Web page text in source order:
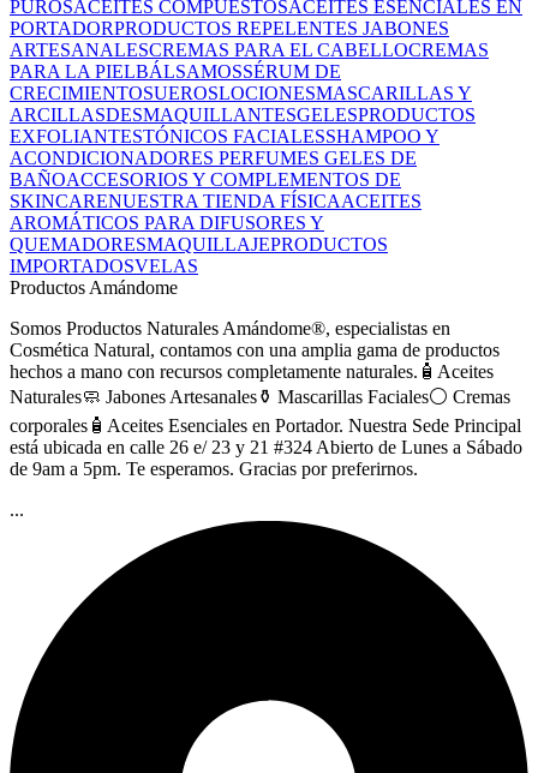
PUROSACEITES COMPUESTOSACEITES ESENCIALES EN
PORTADORPRODUCTOS REPELENTES JABONES
ARTESANALESCREMAS PARA EL CABELLOCREMAS
PARA LA PIELBÁLSAMOSSÉRUM DE
CRECIMIENTOSUEROSLOCIONESMASCARILLAS Y
ARCILLASDESMAQUILLANTESGELESPRODUCTOS
EXFOLIANTESTÓNICOS FACIALESSHAMPOO Y
ACONDICIONADORES PERFUMES GELES DE
BAÑOACCESORIOS Y COMPLEMENTOS DE
SKINCARENUESTRA TIENDA FÍSICAACEITES
AROMÁTICOS PARA DIFUSORES Y
QUEMADORESMAQUILLAJEPRODUCTOS
IMPORTADOSVELAS
Productos Amándome
Somos Productos Naturales Amándome®, especialistas en
Cosmética Natural, contamos con una amplia gama de productos
hechos a mano con recursos completamente naturales.🧴Aceites
Naturales🧼 Jabones Artesanales⚱️ Mascarillas Faciales⚪ Cremas
corporales🧴Aceites Esenciales en Portador. Nuestra Sede Principal
está ubicada en calle 26 e/ 23 y 21 #324 Abierto de Lunes a Sábado
de 9am a 5pm. Te esperamos. Gracias por preferirnos.
...